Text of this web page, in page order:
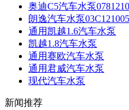
奥迪C5汽车水泵
朗逸汽车水泵
通用凯越1.6汽车水泵
凯越1.8汽车水泵
通用赛欧汽车水泵
通用君威汽车水泵
现代汽车水泵
新闻推荐